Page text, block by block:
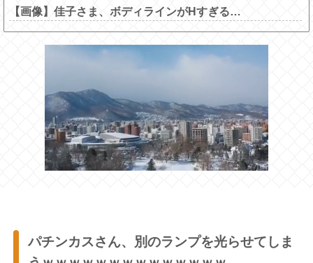
【画像】佳子さま、ボディラインがHすぎる…
パチンカスさん、別のランプを光らせてしま